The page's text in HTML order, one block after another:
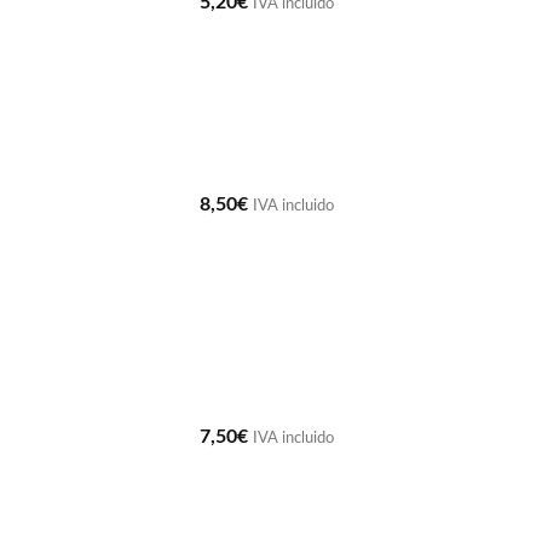
IVA incluido
8,50€ IVA incluido
7,50€ IVA incluido